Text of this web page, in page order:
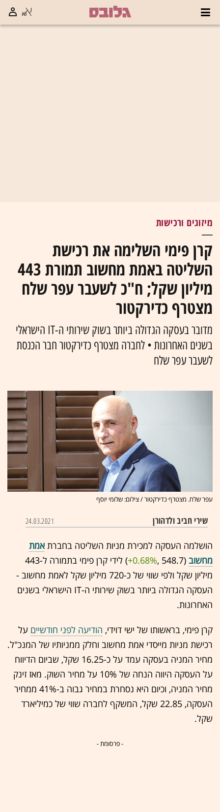
מיזוגים ורכישות
קרן פימי השלימה את רכישת
השליטה באמת מחשוב תמורת 443
מיליון שקל; ח"כ לשעבר עפר שלח
מצטרף כדירקטור
מדובר בעסקה הגדולה ביותר בשוק שירותי ה-IT הישראלי
בשנים האחרונות • לחברה מצטרף כדירקטור חבר הכנסת
לשעבר עפר שלח
עפר שלח. מצטרף כדירקטור / צילום: שלומי יוסף
שירי חביב ולדהורן 24.03.2021
הושלמה העסקה למכירת מניות השליטה בחברתאמת
מחשוב (548.7 ,‎
+0.68%
‏) לידי קרן פימי בתמורה ל-443
מיליון שקל ולפי שווי של כ-720 מיליון שקל לאמת מחשוב -
העסקה הגדולה ביותר בשוק שירותי ה-IT הישראלי בשנים
האחרונות.
קרן פימי, בראשותו של ישי דוידי, הודיעה לפני חודשיים על
רכישת מניות מייסדי אמת מחשוב וחלק ממניותיו של המנכ"ל.
מחיר המניה בעסקה עמד על כ-16.25 שקל, שביום הדיווח
על העסקה היווה הנחה של 10% על מחיר השוק. מאז זינק
מחיר המניה, וכיום היא נסחרת במחיר גבוה ב-41% ממחיר
העסקה, 22.85 שקל, המשקף לחברה שווי של כמיליארד
שקל.
- פרסומת -